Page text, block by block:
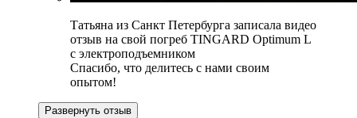
Татьяна из Санкт Петербурга записала видео
отзыв на свой погреб TINGARD Optimum L
с электроподъемником
Спасибо, что делитесь с нами своим
опытом!
Развернуть отзыв